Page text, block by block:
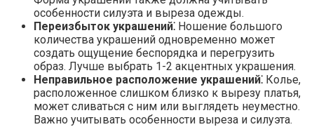
особенности силуэта и выреза одежды.
Переизбыток украшений⁚ Ношение большого
количества украшений одновременно может
создать ощущение беспорядка и перегрузить
образ. Лучше выбрать 1-2 акцентных украшения.
Неправильное расположение украшений⁚ Колье,
расположенное слишком близко к вырезу платья,
может сливаться с ним или выглядеть неуместно.
Важно учитывать особенности выреза и силуэта.